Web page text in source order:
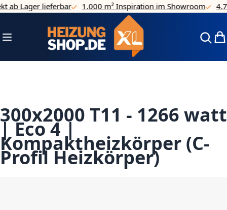
Direkt zum Inhalt
Lager lieferbar 1.000 m² Inspiration im Showroom 4.7/5
Navigation umschalten
300x2000 T11 - 1266 watt
| Eco 4 |
Kompaktheizkörper (C-
Profil Heizkörper)